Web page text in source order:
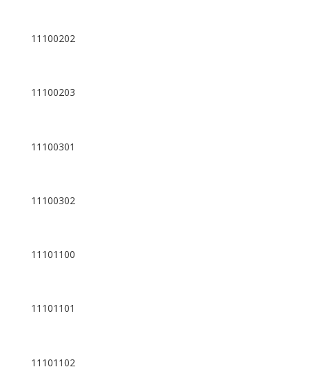
11100202
11100203
11100301
11100302
11101100
11101101
11101102